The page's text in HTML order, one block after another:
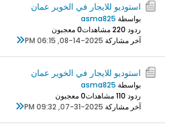
استوديو للايجار في الخوير عمان
بواسطة asma825
ردود 0
22 مشاهدات
0 معجبون
آخر مشاركة 08-14-2025, 06:15 PM
استوديو للايجار في الخوير عمان
بواسطة asma825
ردود 0
11 مشاهدات
0 معجبون
آخر مشاركة 07-31-2025, 09:32 PM